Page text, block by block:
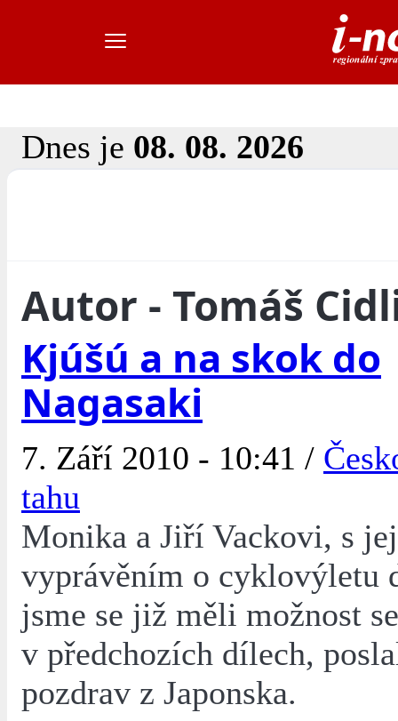
Dnes je 08. 08. 2026
Autor - Tomáš
Kjúšú a na skok do
Nagasaki
7. Září 2010 - 10:41 /
tahu
Monika a Jiří Vackovi, s
vyprávěním o cyklovýletu
jsme se již měli možnost
v předchozích dílech,
pozdrav z Japonska.